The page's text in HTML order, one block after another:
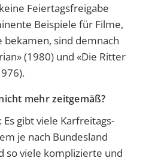
Feiertagsfreigabe
Beispiele für Filme,
bekamen, sind demnach
(1980) und «Die Ritter
mehr zeitgemäß?
gibt viele Karfreitags-
je nach Bundesland
so viele komplizierte und